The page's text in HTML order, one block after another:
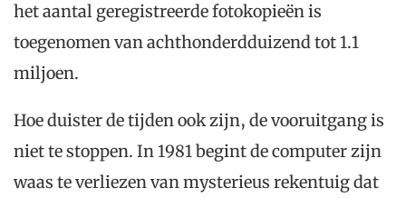
het aantal geregistreerde fotokopieën is
toegenomen van achthonderdduizend tot 1.1
miljoen.
Hoe duister de tijden ook zijn, de vooruitgang is
niet te stoppen. In 1981 begint de computer zijn
waas te verliezen van mysterieus rekentuig dat